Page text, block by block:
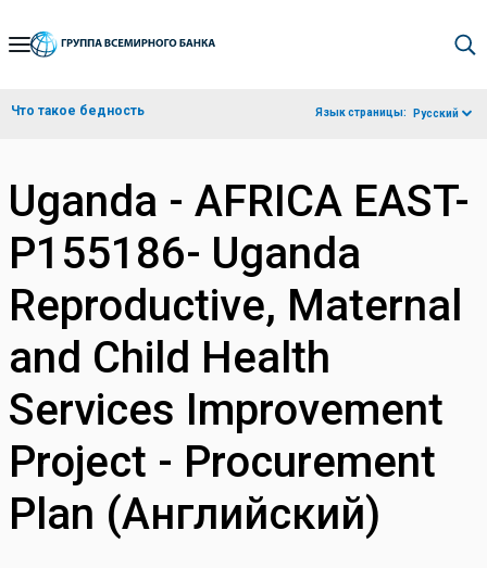
Skip
Navigation
Что такое бедность Язык страницы: Русский
Uganda - AFRICA EAST-
P155186- Uganda
Reproductive, Maternal
and Child Health
Services Improvement
Project - Procurement
Plan (Английский)